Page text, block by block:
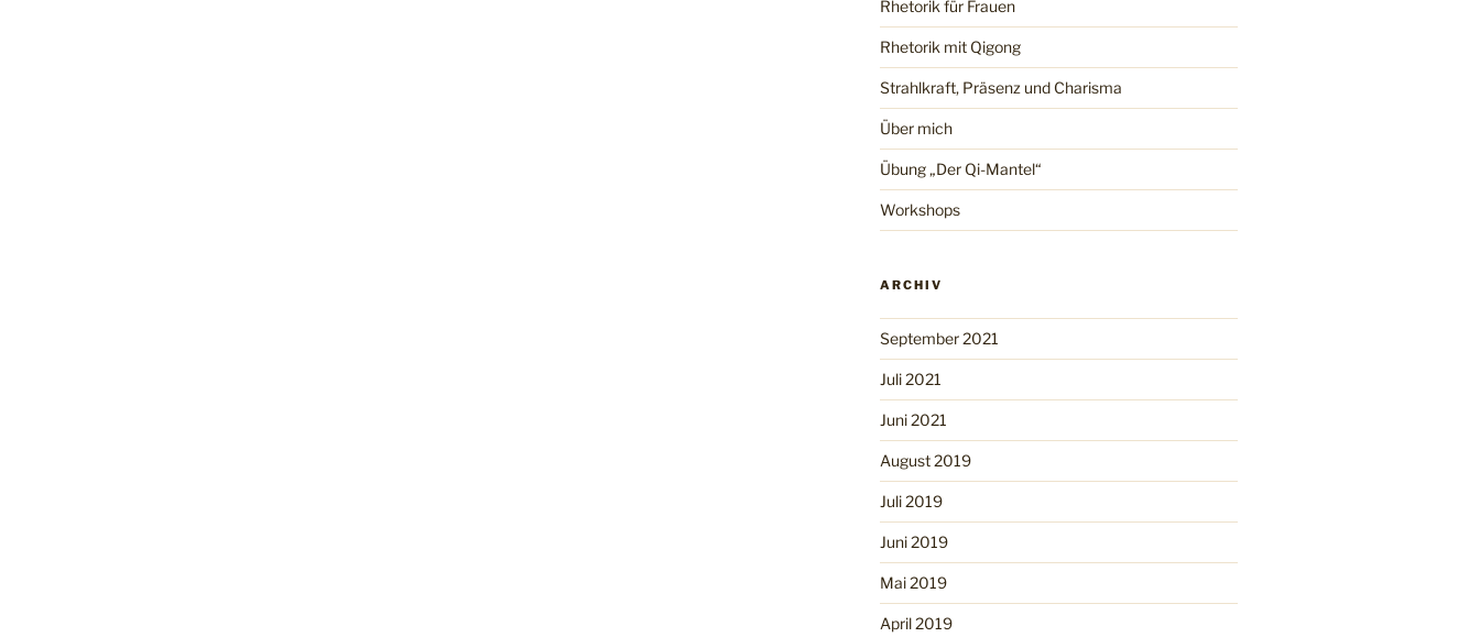
Rhetorik für Frauen
Rhetorik mit Qigong
Strahlkraft, Präsenz und Charisma
Über mich
Übung „Der Qi-Mantel“
Workshops
ARCHIV
September 2021
Juli 2021
Juni 2021
August 2019
Juli 2019
Juni 2019
Mai 2019
April 2019